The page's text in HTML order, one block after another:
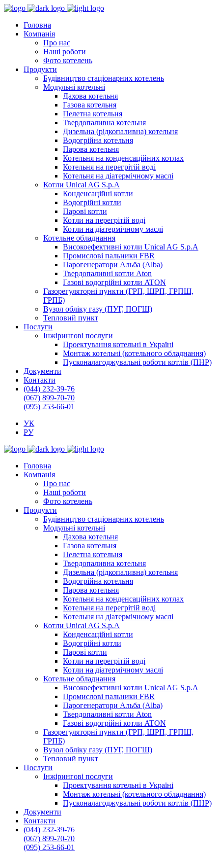
Головна
Компанія
Про нас
Наші роботи
Фото котелень
Продукти
Будівництво стаціонарних котелень
Модульні котельні
Дахова котельня
Газова котельня
Пелетна котельня
Твердопаливна котельня
Дизельна (рідкопаливна) котельня
Водогрійна котельня
Парова котельня
Котельня на конденсаційних котлах
Котельня на перегрітій воді
Котельня на діатермічному маслі
Котли Unical AG S.p.A
Конденсаційні котли
Водогрійні котли
Парові котли
Котли на перегрітій воді
Котли на діатермічному маслі
Котельне обладнання
Високоефективні котли Unical AG S.p.A
Промислові пальники FBR
Парогенератори Альба (Alba)
Твердопаливні котли Aton
Газові водогрійні котли ATON
Газорегуляторні пункти (ГРП, ШРП, ГРПШ,
ГРПБ)
Вузол обліку газу (ПУГ, ПОГШ)
Тепловий пункт
Послуги
Інжірингові послуги
Проектування котельні в Україні
Монтаж котельні (котельного обладнання)
Пусконалагоджувальні роботи котлів (ПНР)
Документи
Контакти
(044) 232-39-76
(067) 899-70-70
(095) 253-66-01
УК
РУ
Головна
Компанія
Про нас
Наші роботи
Фото котелень
Продукти
Будівництво стаціонарних котелень
Модульні котельні
Дахова котельня
Газова котельня
Пелетна котельня
Твердопаливна котельня
Дизельна (рідкопаливна) котельня
Водогрійна котельня
Парова котельня
Котельня на конденсаційних котлах
Котельня на перегрітій воді
Котельня на діатермічному маслі
Котли Unical AG S.p.A
Конденсаційні котли
Водогрійні котли
Парові котли
Котли на перегрітій воді
Котли на діатермічному маслі
Котельне обладнання
Високоефективні котли Unical AG S.p.A
Промислові пальники FBR
Парогенератори Альба (Alba)
Твердопаливні котли Aton
Газові водогрійні котли ATON
Газорегуляторні пункти (ГРП, ШРП, ГРПШ,
ГРПБ)
Вузол обліку газу (ПУГ, ПОГШ)
Тепловий пункт
Послуги
Інжірингові послуги
Проектування котельні в Україні
Монтаж котельні (котельного обладнання)
Пусконалагоджувальні роботи котлів (ПНР)
Документи
Контакти
(044) 232-39-76
(067) 899-70-70
(095) 253-66-01